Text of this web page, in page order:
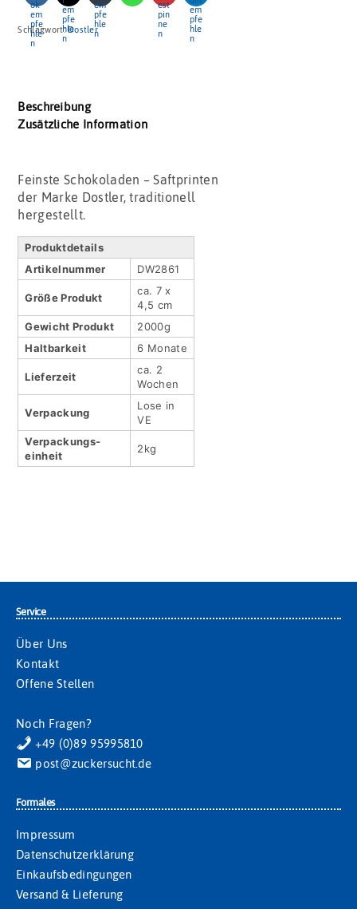
Schlagwort:Dostler
Beschreibung
Zusätzliche Information
Feinste Schokoladen – Saftprinten
der Marke Dostler, traditionell
hergestellt.
Produktdetails
Artikel­nummer
DW2861
Größe Produkt
ca. 7 x
4,5 cm
Gewicht Produkt
2000g
Haltbar­keit
6 Monate
Lieferzeit
ca. 2
Wochen
Verpackung
Lose in
VE
Verpackungs­
einheit
2kg
Service
Über Uns
Kontakt
Offene Stellen
Noch Fragen?
+49 (0)89 95995810
post@zuckersucht.de
Formales
Impressum
Datenschutzerklärung
Einkaufsbedingungen
Versand & Lieferung